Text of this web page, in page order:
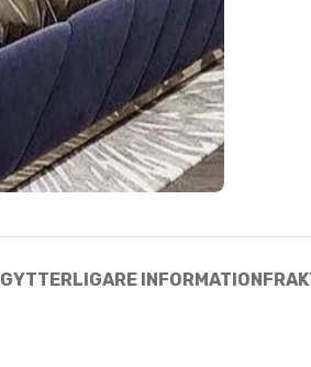
YTTERLIGARE INFORMATION